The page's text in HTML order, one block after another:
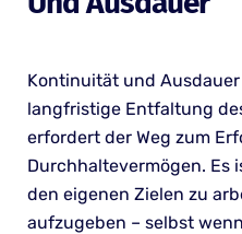
Kontinuität und
langfristige Entfaltung
erfordert der Weg zum
Durchhaltevermögen. Es
den eigenen Zielen zu
aufzugeben – selbst